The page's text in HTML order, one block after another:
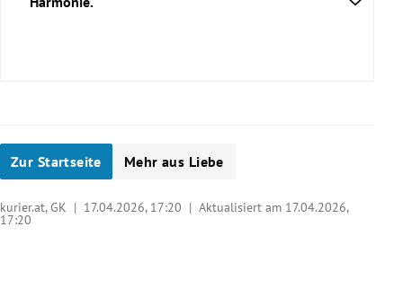
Zur Startseite Mehr aus Liebe
kurier.at, GK | 17.04.2026, 17:20 | Aktualisiert am 17.04.2026,
17:20